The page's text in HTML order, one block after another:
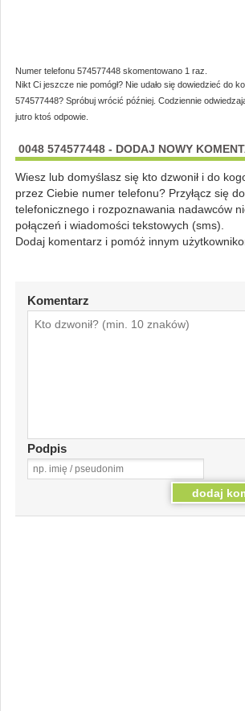
Numer telefonu 574577448 skomentowano 1 raz.
Nikt Ci jeszcze nie pomógł? Nie udało się dowiedzieć do
574577448? Spróbuj wrócić później. Codziennie
jutro ktoś odpowie.
0048 574577448 - DODAJ NOWY
Wiesz lub domyślasz się kto dzwonił i do
przez Ciebie numer telefonu? Przyłącz się
telefonicznego i rozpoznawania nadawców
połączeń i wiadomości tekstowych (sms).
Dodaj komentarz i pomóż innym
Komentarz
Podpis